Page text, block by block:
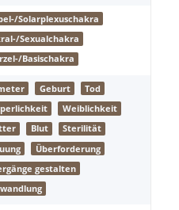
Solarplexuschakra
Sexualchakra
Basischakra
Geburt
Tod
Weiblichkeit
Blut
Sterilität
Überforderung
gestalten